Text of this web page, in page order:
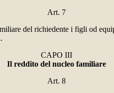
Art. 7
del richiedente i figli od
CAPO III
Il reddito del nucleo familiare
Art. 8